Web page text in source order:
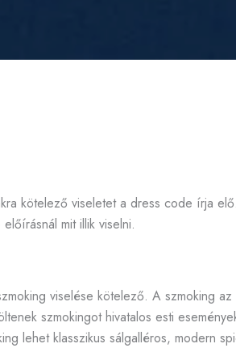
kötelező viseletet a dress code írja
mit illik viselni.
viselése kötelező. A szmoking
szmokingot hivatalos esti
lehet klasszikus sálgalléros, modern